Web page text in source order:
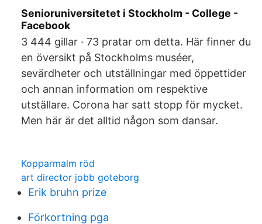
Senioruniversitetet i Stockholm - College -
Facebook
3 444 gillar · 73 pratar om detta. Här finner du
en översikt på Stockholms muséer,
sevärdheter och utställningar med öppettider
och annan information om respektive
utställare. Corona har satt stopp för mycket.
Men här är det alltid någon som dansar.
Kopparmalm röd
art director jobb goteborg
Erik bruhn prize
Förkortning pga